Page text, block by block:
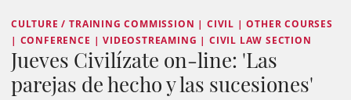
CULTURE / TRAINING COMMISSION | CIVIL | OTHER COURSES
| CONFERENCE | VIDEOSTREAMING | CIVIL LAW SECTION
Jueves Civilízate on-line: 'Las
parejas de hecho y las sucesiones'